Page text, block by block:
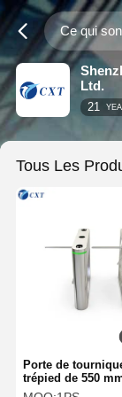
Ltd.
21
Tous Les
Porte de
trépied de 550
largeur de